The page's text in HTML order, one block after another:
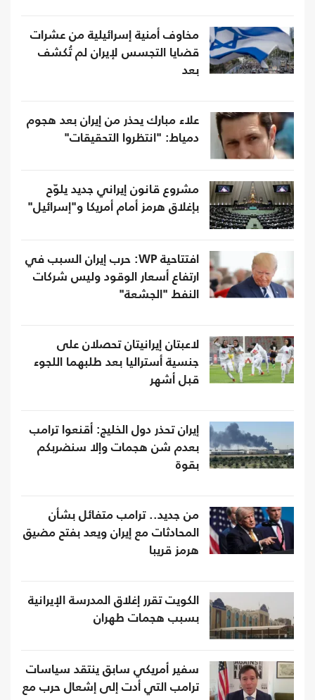
مخاوف أمنية إسرائيلية من عشرات
قضايا التجسس لإيران لم تُكشف
بعد
علاء مبارك يحذر من إيران بعد هجوم
دمياط: "انتظروا التحقيقات"
مشروع قانون إيراني جديد يلوّح
بإغلاق هرمز أمام أمريكا و"إسرائيل"
افتتاحية WP: حرب إيران السبب في
ارتفاع أسعار الوقود وليس شركات
النفط "الجشعة"
لاعبتان إيرانيتان تحصلان على
جنسية أستراليا بعد طلبهما اللجوء
قبل أشهر
إيران تحذر دول الخليج: أقنعوا ترامب
بعدم شن هجمات وإلا سنضربكم
بقوة
من جديد.. ترامب متفائل بشأن
المحادثات مع إيران ويعد بفتح مضيق
هرمز قريبا
الكويت تقرر إغلاق المدرسة الإيرانية
بسبب هجمات طهران
سفير أمريكي سابق ينتقد سياسات
ترامب التي أدت إلى إشعال حرب مع